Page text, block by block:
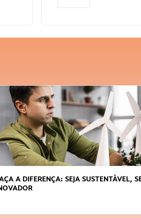
A DIFERENÇA: SEJA SUSTENTÁVEL,